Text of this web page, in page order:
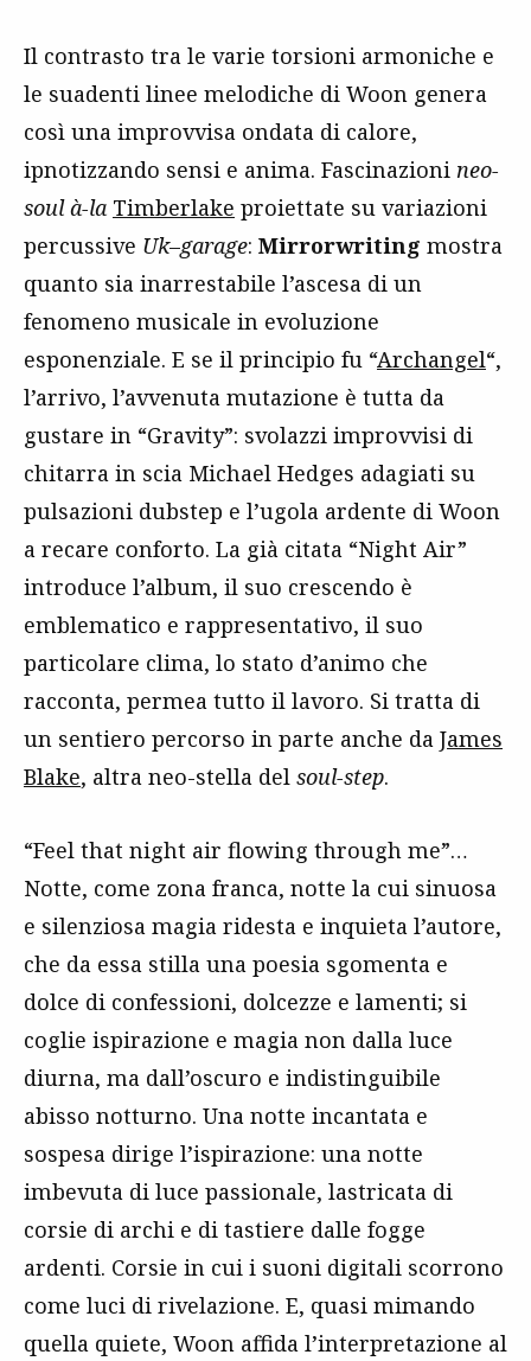
Il contrasto tra le varie torsioni armoniche e
le suadenti linee melodiche di Woon genera
così una improvvisa ondata di calore,
ipnotizzando sensi e anima. Fascinazioni neo-
soul à-la Timberlake proiettate su variazioni
percussive Uk–garage: Mirrorwriting mostra
quanto sia inarrestabile l’ascesa di un
fenomeno musicale in evoluzione
esponenziale. E se il principio fu “Archangel“,
l’arrivo, l’avvenuta mutazione è tutta da
gustare in “Gravity”: svolazzi improvvisi di
chitarra in scia Michael Hedges adagiati su
pulsazioni dubstep e l’ugola ardente di Woon
a recare conforto. La già citata “Night Air”
introduce l’album, il suo crescendo è
emblematico e rappresentativo, il suo
particolare clima, lo stato d’animo che
racconta, permea tutto il lavoro. Si tratta di
un sentiero percorso in parte anche da James
Blake, altra neo-stella del soul-step.
“Feel that night air flowing through me”…
Notte, come zona franca, notte la cui sinuosa
e silenziosa magia ridesta e inquieta l’autore,
che da essa stilla una poesia sgomenta e
dolce di confessioni, dolcezze e lamenti; si
coglie ispirazione e magia non dalla luce
diurna, ma dall’oscuro e indistinguibile
abisso notturno. Una notte incantata e
sospesa dirige l’ispirazione: una notte
imbevuta di luce passionale, lastricata di
corsie di archi e di tastiere dalle fogge
ardenti. Corsie in cui i suoni digitali scorrono
come luci di rivelazione. E, quasi mimando
quella quiete, Woon affida l’interpretazione al